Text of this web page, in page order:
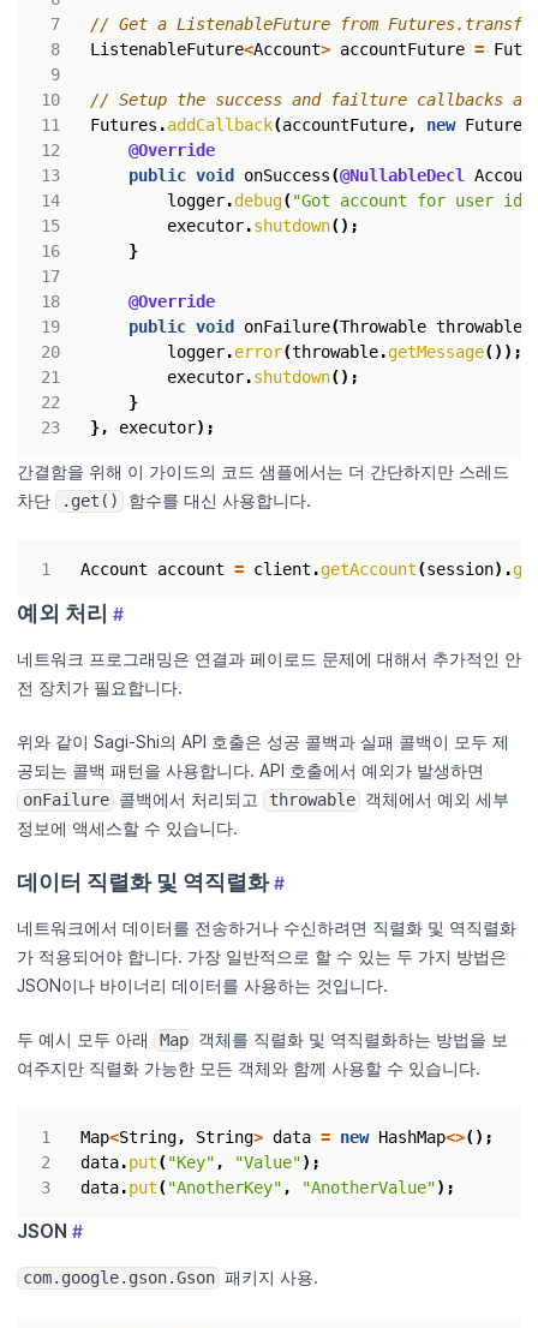
7
8
9
10
13
14
15
16
17
18
19
20
23
// Get a ListenableFuture from
ListenableFuture<Account> accountFuture =
// Setup the success and failture callbacks as
Futures .addCallback(accountFuture, new
@Override
public void onSuccess(@NullableDecl
logger.debug("Got account for user
executor.shutdown();
}
@Override
public void onFailure(Throwable throwable
logger.error(throwable.getMessage());
executor.shutdown();
}
},
executor);
간결함을 위해 이 가이드의 코드 샘플에서는 더 간단하지만 스레드
차단
.get() 함수를 대신 사용합니다.
Account account = client .getAccount(session).
예외 처리 #
네트워크 프로그래밍은 연결과 페이로드 문제에 대해서 추가적인 안
전 장치가 필요합니다.
위와 같이 Sagi-Shi의 API 호출은 성공 콜백과 실패 콜백이 모두 제
공되는 콜백 패턴을 사용합니다. API 호출에서 예외가 발생하면
onFailure 콜백에서 처리되고 throwable 객체에서 예외 세부
정보에 액세스할 수 있습니다.
데이터 직렬화 및 역직렬화#
네트워크에서 데이터를 전송하거나 수신하려면 직렬화 및 역직렬화
가 적용되어야 합니다. 가장 일반적으로 할 수 있는 두 가지 방법은
JSON이나 바이너리 데이터를 사용하는 것입니다.
두 예시 모두 아래 Map 객체를 직렬화 및 역직렬화하는 방법을 보
여주지만 직렬화 가능한 모든 객체와 함께 사용할 수 있습니다.
3
Map<String, String> data = new HashMap<>();
data.put("Key" , "Value");
data.put("AnotherKey" , "AnotherValue");
JSON #
com.google.gson.Gson 패키지 사용.